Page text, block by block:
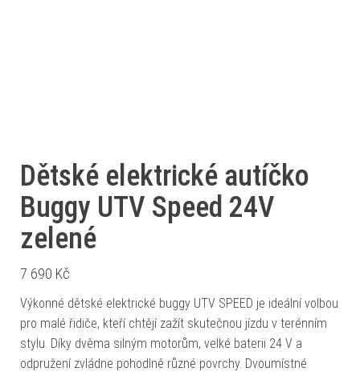
Dětské elektrické autíčko
Buggy UTV Speed 24V
zelené
7 690 Kč
Výkonné dětské elektrické buggy UTV SPEED je ideální volbou
pro malé řidiče, kteří chtějí zažít skutečnou jízdu v terénním
stylu. Díky dvěma silným motorům, velké baterii 24 V a
odpružení zvládne pohodlně různé povrchy. Dvoumístné